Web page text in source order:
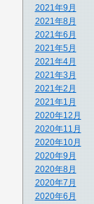
2021年9月
2021年8月
2021年6月
2021年5月
2021年4月
2021年3月
2021年2月
2021年1月
2020年12月
2020年11月
2020年10月
2020年9月
2020年8月
2020年7月
2020年6月